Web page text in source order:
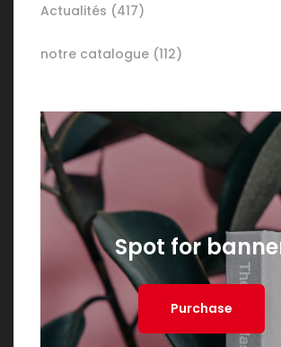
Actualités (417)
notre catalogue (112)
Spot for
Purchase